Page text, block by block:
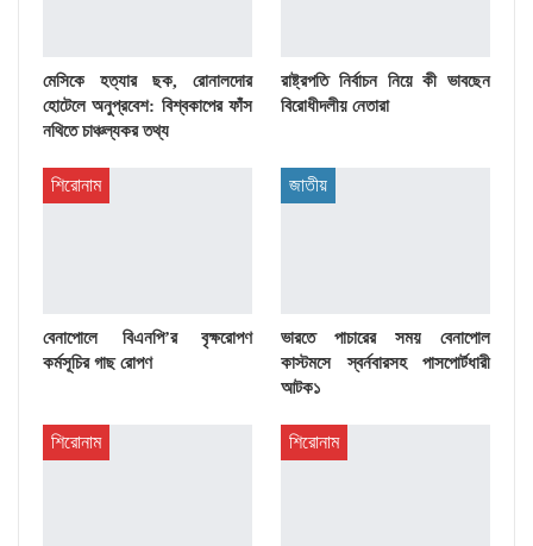
মেসিকে হত্যার ছক, রোনালদোর
হোটেলে অনুপ্রবেশ: বিশ্বকাপের ফাঁস
নথিতে চাঞ্চল্যকর তথ্য
রাষ্ট্রপতি নির্বাচন নিয়ে কী ভাবছেন
বিরোধীদলীয় নেতারা
শিরোনাম
বেনাপোলে বিএনপি’র বৃক্ষরোপণ
কর্মসূচির গাছ রোপণ
জাতীয়
ভারতে পাচারের সময় বেনাপোল
কাস্টমসে স্বর্নবারসহ পাসপোর্টধারী
আটক১
শিরোনাম শিরোনাম